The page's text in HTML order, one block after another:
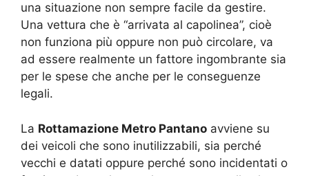
una situazione non sempre facile da gestire.
Una vettura che è “arrivata al capolinea”, cioè
non funziona più oppure non può circolare, va
ad essere realmente un fattore ingombrante sia
per le spese che anche per le conseguenze
legali.
La Rottamazione Metro Pantano avviene su
dei veicoli che sono inutilizzabili, sia perché
vecchi e datati oppure perché sono incidentati o